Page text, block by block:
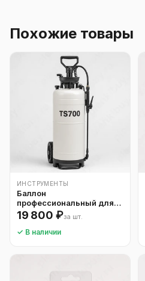
Похожие товары
ИНСТРУМЕНТЫ
Баллон
профессиональный для
монтажного раствора
TS700
19 800 ₽за шт.
✓ В наличии